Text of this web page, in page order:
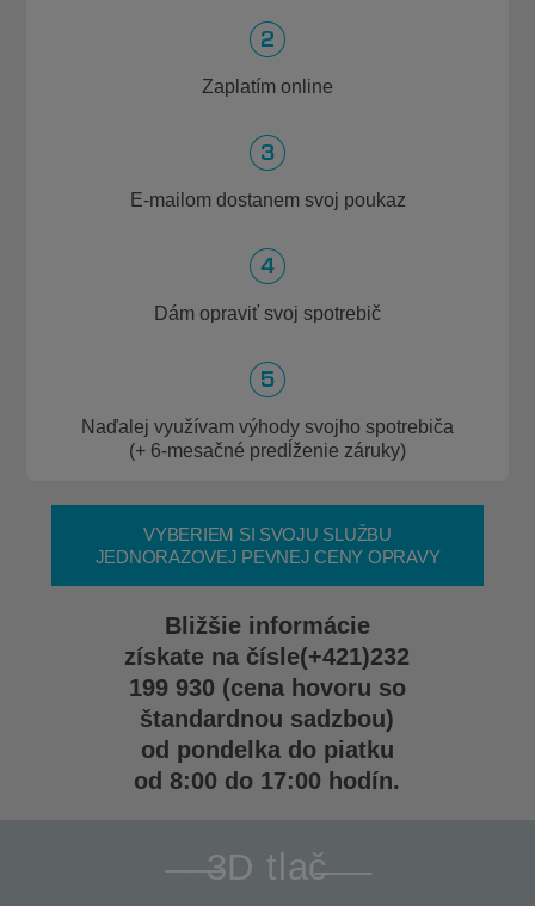
Zaplatím online
E-mailom dostanem svoj poukaz
Dám opraviť svoj spotrebič
Naďalej využívam výhody svojho spotrebiča
(+ 6-mesačné predĺženie záruky)
VYBERIEM SI SVOJU SLUŽBU
JEDNORAZOVEJ PEVNEJ CENY OPRAVY
Bližšie informácie
získate na čísle(+421)232
199 930 (cena hovoru so
štandardnou sadzbou)
od pondelka do piatku
od 8:00 do 17:00 hodín.
3D tlač